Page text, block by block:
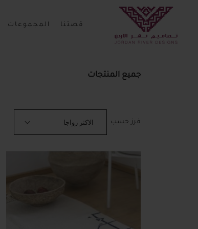
قصتنا المجموعات
جميع المنتجات
فرز حسب